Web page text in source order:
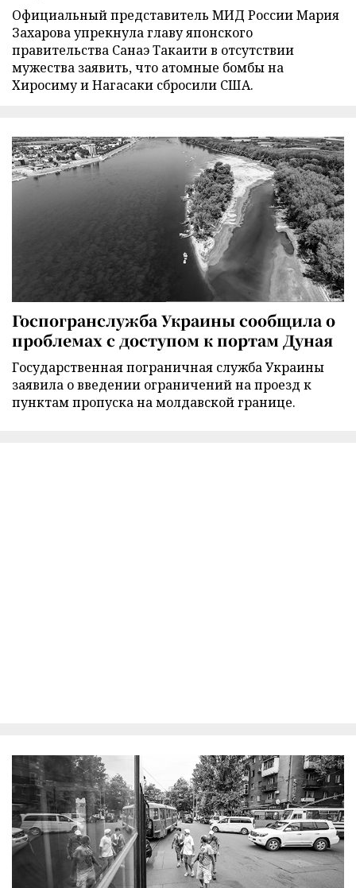
Официальный представитель МИД России Мария
Захарова упрекнула главу японского
правительства Санаэ Такаити в отсутствии
мужества заявить, что атомные бомбы на
Хиросиму и Нагасаки сбросили США.
Госпогранслужба Украины сообщила о
проблемах с доступом к портам Дуная
Государственная пограничная служба Украины
заявила о введении ограничений на проезд к
пунктам пропуска на молдавской границе.